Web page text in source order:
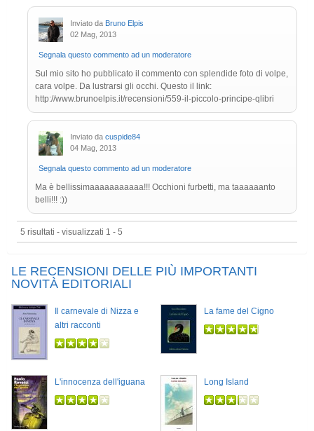
Inviato da Bruno Elpis
02 Mag, 2013
Segnala questo commento ad un moderatore
Sul mio sito ho pubblicato il commento con splendide foto di volpe,
cara volpe. Da lustrarsi gli occhi. Questo il link:
http://www.brunoelpis.it/recensioni/559-il-piccolo-principe-qlibri
Inviato da cuspide84
04 Mag, 2013
Segnala questo commento ad un moderatore
Ma è bellissimaaaaaaaaaaa!!! Occhioni furbetti, ma taaaaaanto
belli!!! :))
5 risultati - visualizzati 1 - 5
LE RECENSIONI DELLE PIÙ IMPORTANTI
NOVITÀ EDITORIALI
Il carnevale di Nizza e
altri racconti
La fame del Cigno
L'innocenza dell'iguana Long Island